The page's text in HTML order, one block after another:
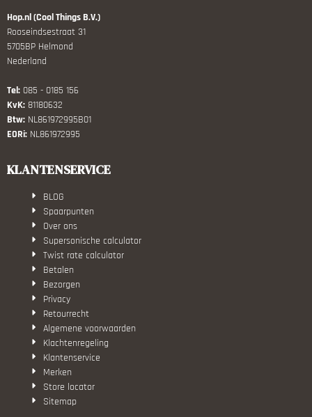
Hop.nl (Cool Things B.V.)
Rooseindsestraat 31
5705BP Helmond
Nederland
Tel: 085 - 0185 156
KvK: 81180632
Btw: NL861972995B01
EORi: NL861972995
KLANTENSERVICE
BLOG
Spaarpunten
Over ons
Supersonische calculator
Twist rate calculator
Betalen
Bezorgen
Privacy
Retourrecht
Algemene voorwaarden
Klachtenregeling
Klantenservice
Merken
Store locator
Sitemap